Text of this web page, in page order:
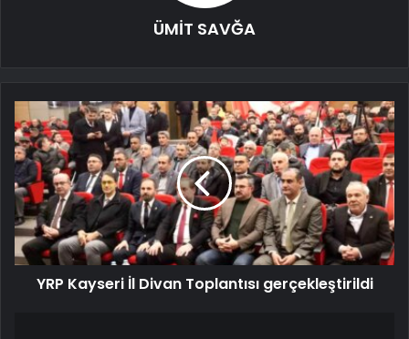
ÜMİT SAVĞA
YRP Kayseri İl Divan Toplantısı gerçekleştirildi